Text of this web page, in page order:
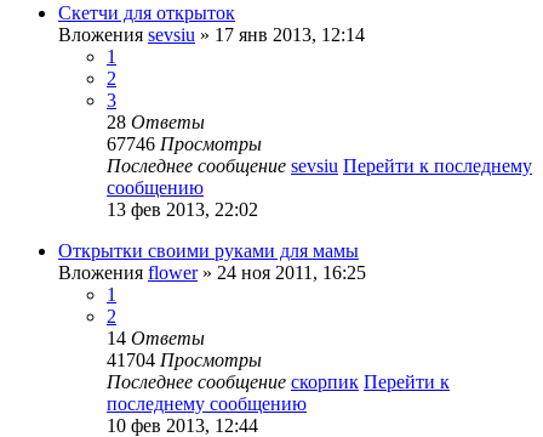
Скетчи для открыток
Вложения sevsiu » 17 янв 2013, 12:14
1
2
3
28 Ответы
67746 Просмотры
Последнее сообщение sevsiu Перейти к последнему
сообщению
13 фев 2013, 22:02
Открытки своими руками для мамы
Вложения flower» 24 ноя 2011, 16:25
1
2
14 Ответы
41704 Просмотры
Последнее сообщение скорпик Перейти к
последнему сообщению
10 фев 2013, 12:44